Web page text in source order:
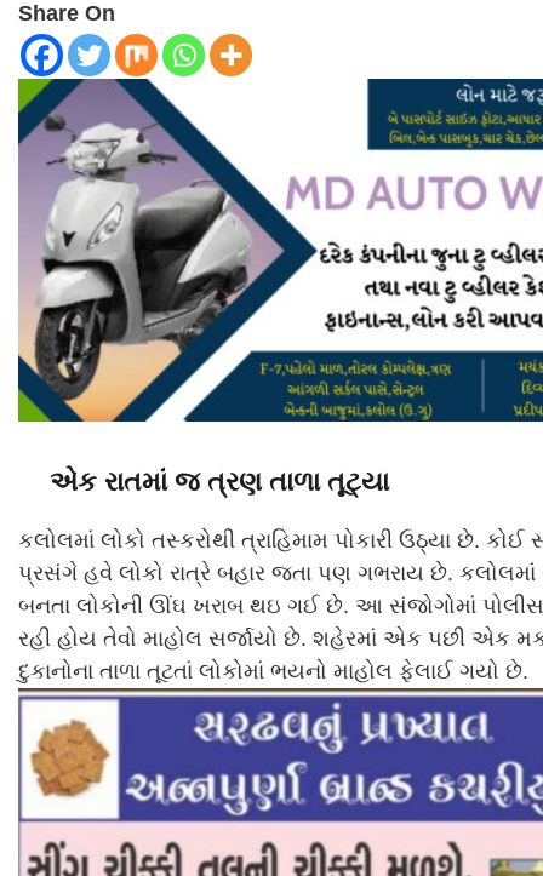
Share On
એક રાતમાં જ ત્રણ તાળા તૂટ્યા
કલોલમાં લોકો તસ્કરોથી ત્રાહિમામ પોકારી ઉઠ્યા છે. કોઈ
પ્રસંગે હવે લોકો રાત્રે બહાર જતા પણ ગભરાય છે. કલોલમાં
બનતા લોકોની ઊંઘ ખરાબ થઇ ગઈ છે. આ સંજોગોમાં પોલીસ
રહી હોય તેવો માહોલ સર્જાયો છે. શહેરમાં એક પછી એક
દુકાનોના તાળા તૂટતાં લોકોમાં ભયનો માહોલ ફેલાઈ ગયો છે.